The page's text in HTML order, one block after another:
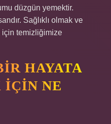
düzgün yemektir.
Sağlıklı olmak ve
için temizliğimize
HAYATA
IÇIN NE